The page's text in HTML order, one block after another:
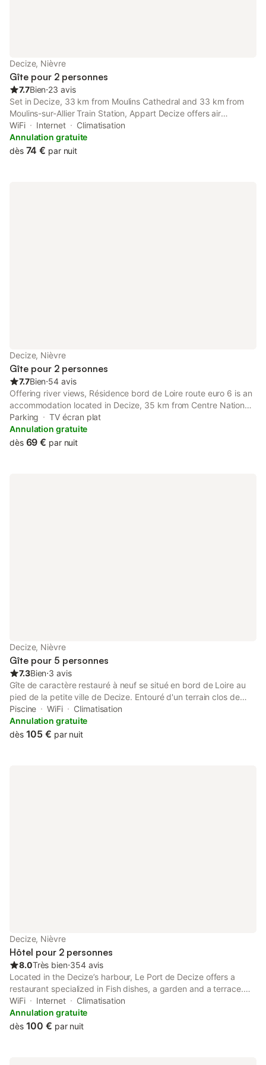
Decize, Nièvre
Gîte pour 2 personnes
7.7Bien⋅23 avis
Set in Decize, 33 km from Moulins Cathedral and 33 km from
Moulins-sur-Allier Train Station, Appart Decize offers air
conditioning.
WiFi Internet
Climatisation
Annulation gratuite
dès 74 € par nuit
Decize, Nièvre
Gîte pour 2 personnes
7.7Bien⋅54 avis
Offering river views, Résidence bord de Loire route euro 6 is an
accommodation located in Decize, 35 km from Centre National
du Costume de Scene and 35 km from Ducal Palace of Nevers.
Parking
TV écran plat
Annulation gratuite
dès 69 € par nuit
Decize, Nièvre
Gîte pour 5 personnes
7.3Bien⋅3 avis
Gîte de caractère restauré à neuf se situé en bord de Loire au
pied de la petite ville de Decize. Entouré d'un terrain clos de
2000m² équipé de jeux pour enfants d'un bungalow pour
couchages supplémentaire. accueil vélos, possédant 1 chambre
avec salle d'eau et WC, 1 cuisine aménagée avec salon
Piscine WiFi
Climatisation
Annulation gratuite
dès 105 € par nuit
Decize, Nièvre
Hôtel pour 2 personnes
8.0Très bien⋅354 avis
Located in the Decize’s harbour, Le Port de Decize offers a
restaurant specialized in Fish dishes, a garden and a terrace.
The accommodations have a TV and a bathroom with a
hairdryer.
WiFi Internet
Climatisation
Annulation gratuite
dès 100 € par nuit